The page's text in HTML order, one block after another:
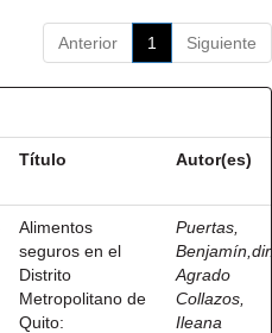
Anterior 1 Siguiente
Título Autor(es)
Alimentos
seguros en el
Distrito
Metropolitano de
Quito:
Puertas,
Agrado
Collazos,
Ileana